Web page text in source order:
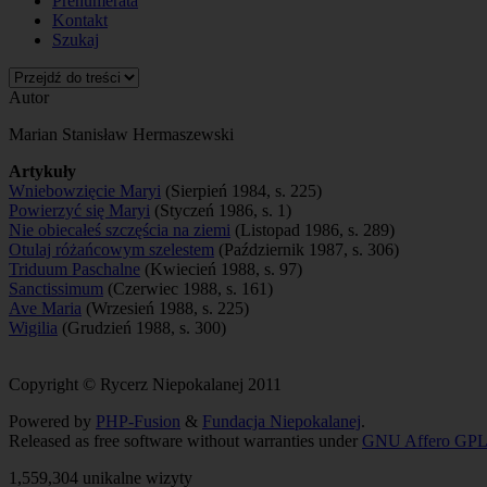
Kontakt
Szukaj
Autor
Marian Stanisław Hermaszewski
Artykuły
Wniebowzięcie Maryi (Sierpień 1984, s. 225)
Powierzyć się Maryi (Styczeń 1986, s. 1)
Nie obiecałeś szczęścia na ziemi (Listopad 1986, s. 289)
Otulaj różańcowym szelestem (Październik 1987, s. 306)
Triduum Paschalne (Kwiecień 1988, s. 97)
Sanctissimum (Czerwiec 1988, s. 161)
Ave Maria (Wrzesień 1988, s. 225)
Wigilia (Grudzień 1988, s. 300)
Copyright © Rycerz Niepokalanej 2011
Powered by PHP-Fusion & Fundacja Niepokalanej.
Released as free software without warranties under GNU Affero GPL
1,559,304 unikalne wizyty